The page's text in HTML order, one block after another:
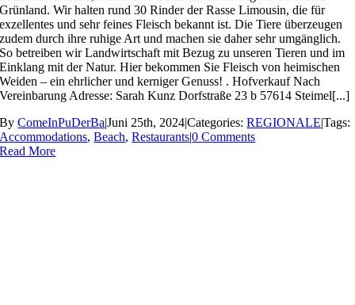
Grünland. Wir halten rund 30 Rinder der Rasse Limousin, die für
exzellentes und sehr feines Fleisch bekannt ist. Die Tiere überzeugen
zudem durch ihre ruhige Art und machen sie daher sehr umgänglich.
So betreiben wir Landwirtschaft mit Bezug zu unseren Tieren und im
Einklang mit der Natur. Hier bekommen Sie Fleisch von heimischen
Weiden – ein ehrlicher und kerniger Genuss! . Hofverkauf Nach
Vereinbarung Adresse: Sarah Kunz Dorfstraße 23 b 57614 Steimel[...]
ByComeInPuDerBa|Juni 25th, 2024|Categories:REGIONALE|Tags:
Accommodations,Beach,Restaurants|0 Comments
Read More